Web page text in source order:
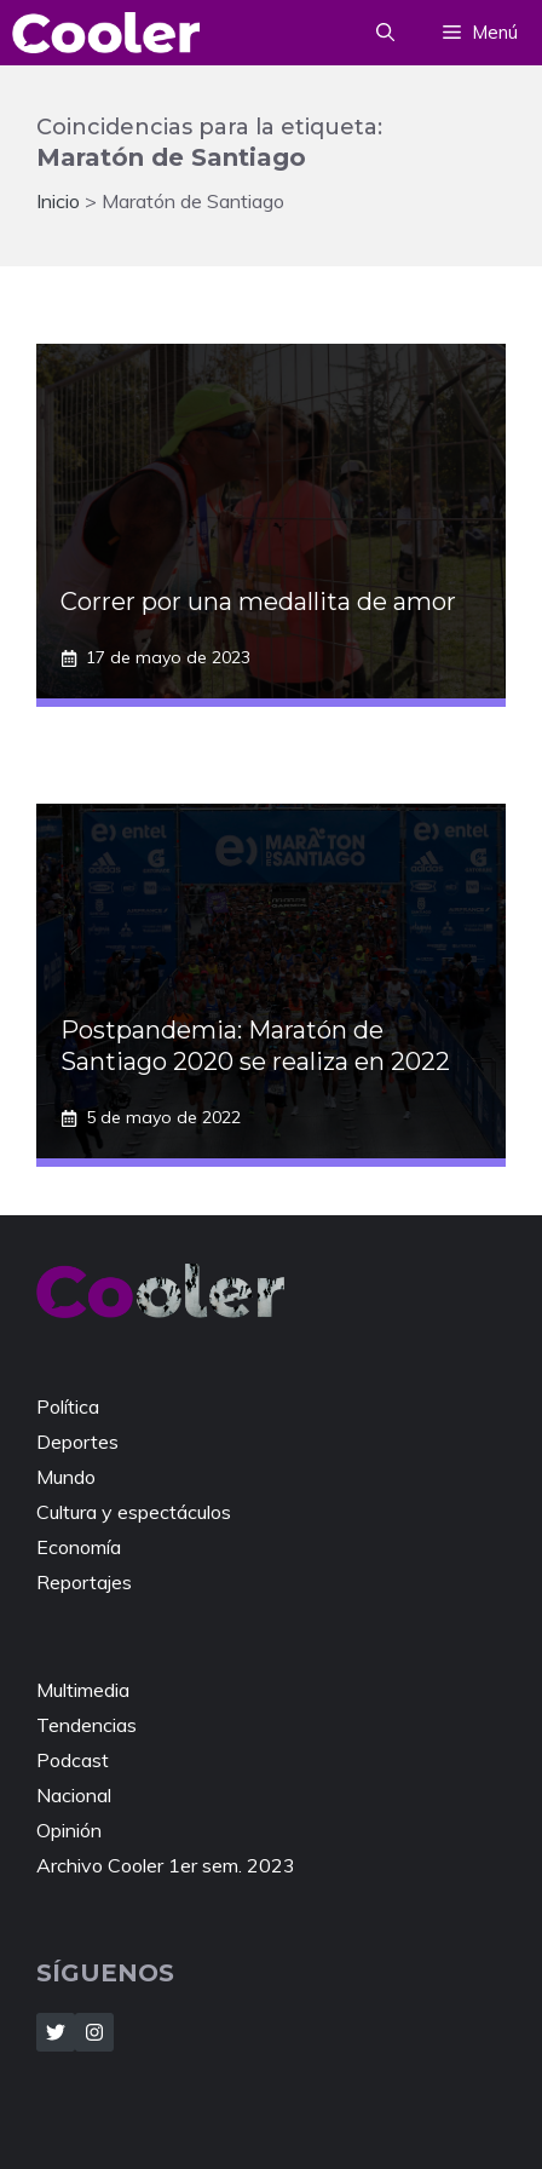
Saltar
al
Menú
Coincidencias para la etiqueta:
Maratón de Santiago
Inicio > Maratón de Santiago
Correr por una medallita de amor
17 de mayo de 2023
Postpandemia: Maratón de
Santiago 2020 se realiza en 2022
5 de mayo de 2022
Política
Deportes
Mundo
Cultura y espectáculos
Economía
Reportajes
Multimedia
Tendencias
Podcast
Nacional
Opinión
Archivo Cooler 1er sem. 2023
SÍGUENOS